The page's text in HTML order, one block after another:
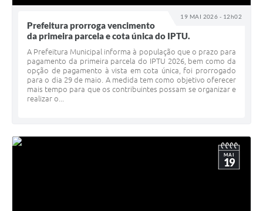
19 MAI 2026 - 12h02
Prefeitura prorroga vencimento
da primeira parcela e cota única do IPTU.
A Prefeitura Municipal informa à população que o prazo para
pagamento da primeira parcela do IPTU 2026, bem como da
opção de pagamento à vista em cota única, foi prorrogado
para o dia 29 de maio. A medida tem como objetivo oferecer
mais tempo para que os contribuintes possam se organizar e
realizar o...
MAI
19